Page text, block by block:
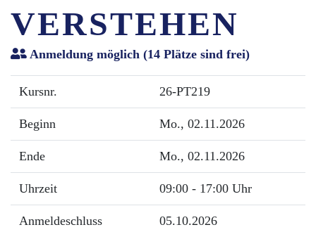
VERSTEHEN
Anmeldung möglich (14 Plätze sind frei)
Kursnr. 26-PT219
Beginn Mo., 02.11.2026
Ende Mo., 02.11.2026
Uhrzeit 09:00 - 17:00 Uhr
Anmeldeschluss 05.10.2026